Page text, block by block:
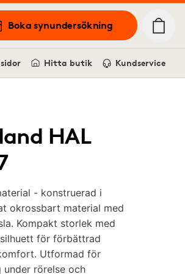
Boka synundersökning
Hitta butik Kundservice
HAL
- konstruerad i
okrossbart material med
Kompakt storlek med
för förbättrad
Utformad för
under rörelse och